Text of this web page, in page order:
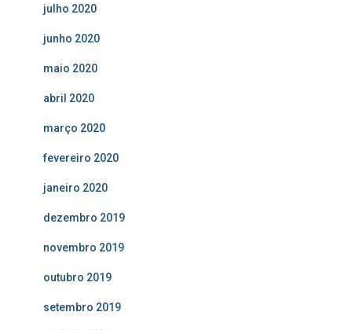
julho 2020
junho 2020
maio 2020
abril 2020
março 2020
fevereiro 2020
janeiro 2020
dezembro 2019
novembro 2019
outubro 2019
setembro 2019